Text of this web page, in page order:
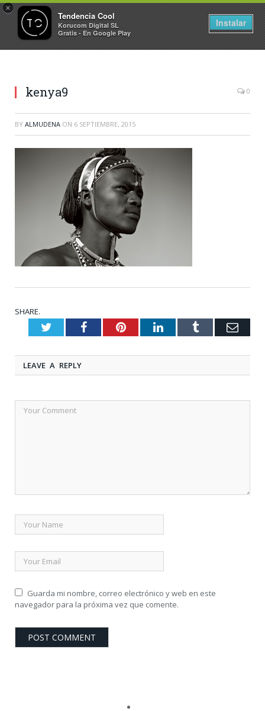
×
Tendencia Cool
Korucom Digital SL
Gratis - En Google Play
Instalar
kenya9 0
BY ALMUDENA ON 6 SEPTIEMBRE, 2015
SHARE.
TwitterFacebookPinterestLinkedInTumblr
LEAVE A REPLY
Guarda mi nombre, correo electrónico y web en este
navegador para la próxima vez que comente.